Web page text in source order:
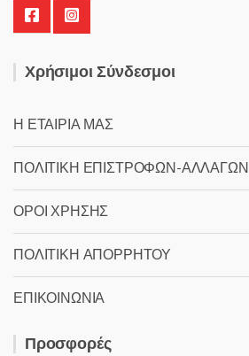
Χρήσιμοι Σύνδεσμοι
Η ΕΤΑΙΡΙΑ ΜΑΣ
ΠΟΛΙΤΙΚΗ ΕΠΙΣΤΡΟΦΩΝ-ΑΛΛΑΓΩΝ
ΟΡΟΙ ΧΡΗΣΗΣ
ΠΟΛΙΤΙΚΗ ΑΠΟΡΡΗΤΟΥ
ΕΠΙΚΟΙΝΩΝΙΑ
Προσφορές